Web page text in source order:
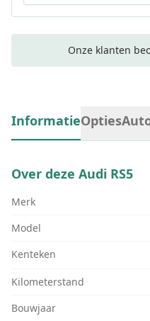
Onze klanten
InformatieOpties
Over deze Audi RS5
Merk
Model
Kenteken
Kilometerstand
Bouwjaar